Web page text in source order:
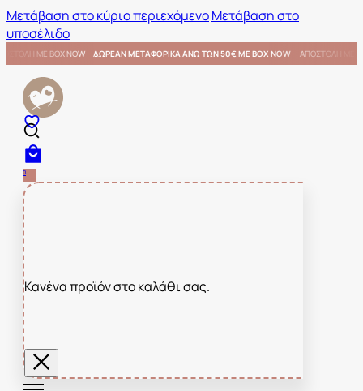
Μετάβαση στο κύριο περιεχόμενοΜετάβαση στο
υποσέλιδο
BOX NOW ΑΠΟΣΤΟΛΗ ΜΕ BOX NOW ΔΩΡΕΑΝ ΜΕΤΑΦΟΡΙΚΑ ΑΝΩ ΤΩΝ 50€ ΜΕ BOX
0
Κανένα προϊόν στο καλάθι σας.